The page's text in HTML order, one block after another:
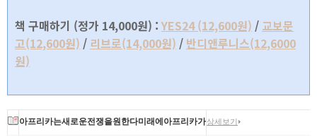
책 구매하기 (정가 14,000원) :YES24 (12,600원) / 교보문
고(12,600원) / 리브로(14,000원) / 반디앤루니스(12,6000
원)
아프리카는새로운전쟁을원한다미래에아프리카가상세보기